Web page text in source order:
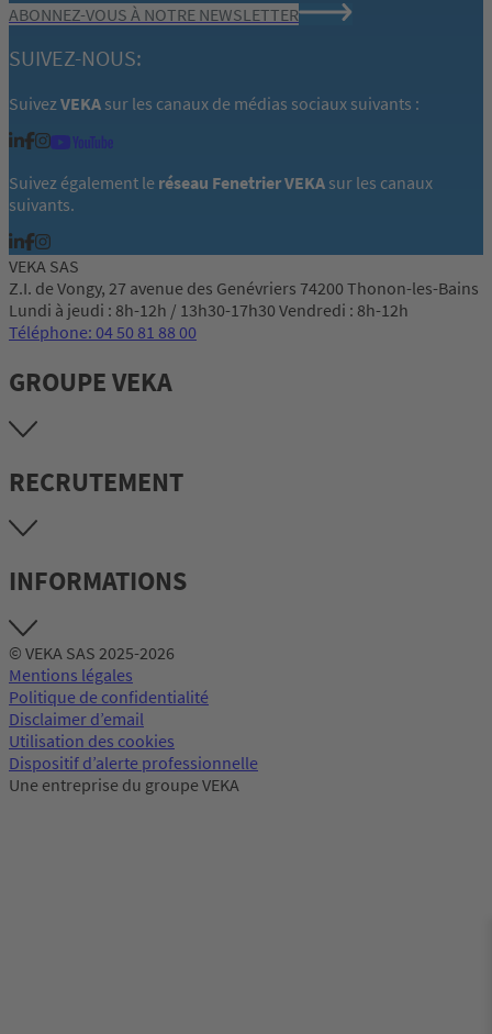
ABONNEZ-VOUS À NOTRE NEWSLETTER
SUIVEZ-NOUS:
Suivez VEKA sur les canaux de médias sociaux suivants :
Suivez également le réseau Fenetrier VEKA sur les canaux
suivants.
VEKA SAS
Z.I. de Vongy, 27 avenue des Genévriers 74200 Thonon-les-Bains
Lundi à jeudi : 8h-12h / 13h30-17h30 Vendredi : 8h-12h
Téléphone: 04 50 81 88 00
GROUPE VEKA
RECRUTEMENT
INFORMATIONS
© VEKA SAS 2025-2026
Mentions légales
Politique de confidentialité
Disclaimer d’email
Utilisation des cookies
Dispositif d’alerte professionnelle
Une entreprise du groupe VEKA